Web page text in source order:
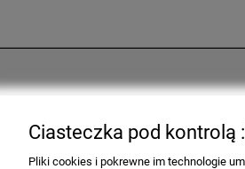
Ciasteczka pod kontrolą
Pliki cookies i pokrewne im technologie